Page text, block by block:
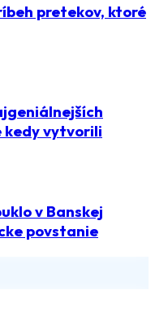
pretekov, ktoré
kedy vytvorili
v Banskej
povstanie